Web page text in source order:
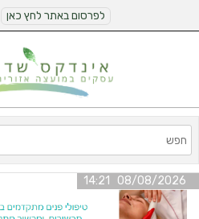
לפרסום באתר לחץ כאן
08/08/2026 14:21